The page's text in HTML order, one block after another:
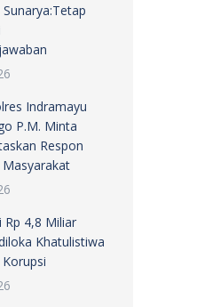
Indramayu
P.M. Minta
Respon
Rp 4,8 Miliar
Khatulistiwa